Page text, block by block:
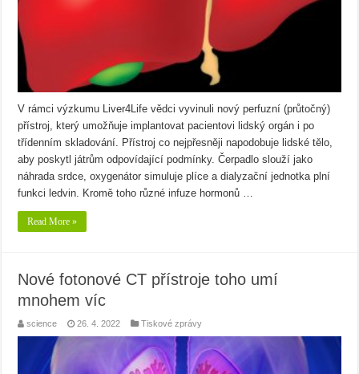
V rámci výzkumu Liver4Life vědci vyvinuli nový perfuzní (průtočný)
přístroj, který umožňuje implantovat pacientovi lidský orgán i po
třídenním skladování. Přístroj co nejpřesněji napodobuje lidské tělo,
aby poskytl játrům odpovídající podmínky. Čerpadlo slouží jako
náhrada srdce, oxygenátor simuluje plíce a dialyzační jednotka plní
funkci ledvin. Kromě toho různé infuze hormonů …
Read More »
Nové fotonové CT přístroje toho umí
mnohem víc
science 26. 4. 2022 Tiskové zprávy